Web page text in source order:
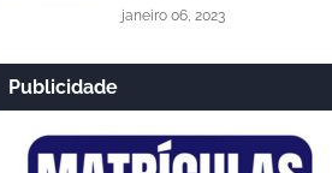
janeiro 06, 2023
Publicidade